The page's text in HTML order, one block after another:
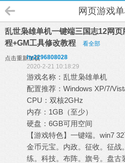
网页游戏
乱世枭雄单机一键端三国志12网
程+GM工具修改教程
看全部
点击重新加载hy2296808028
2020-2-21 10:18:29
游戏名称：乱世枭雄单机
配置推荐：Windows XP/7/
CPU：双核2GHz
内存：1GB（至少）
硬盘：6GB可用空间
【游戏特色】一键端。win7
金币元宝。内政。征收。征战
练。科技。布阵。旗号。盘古